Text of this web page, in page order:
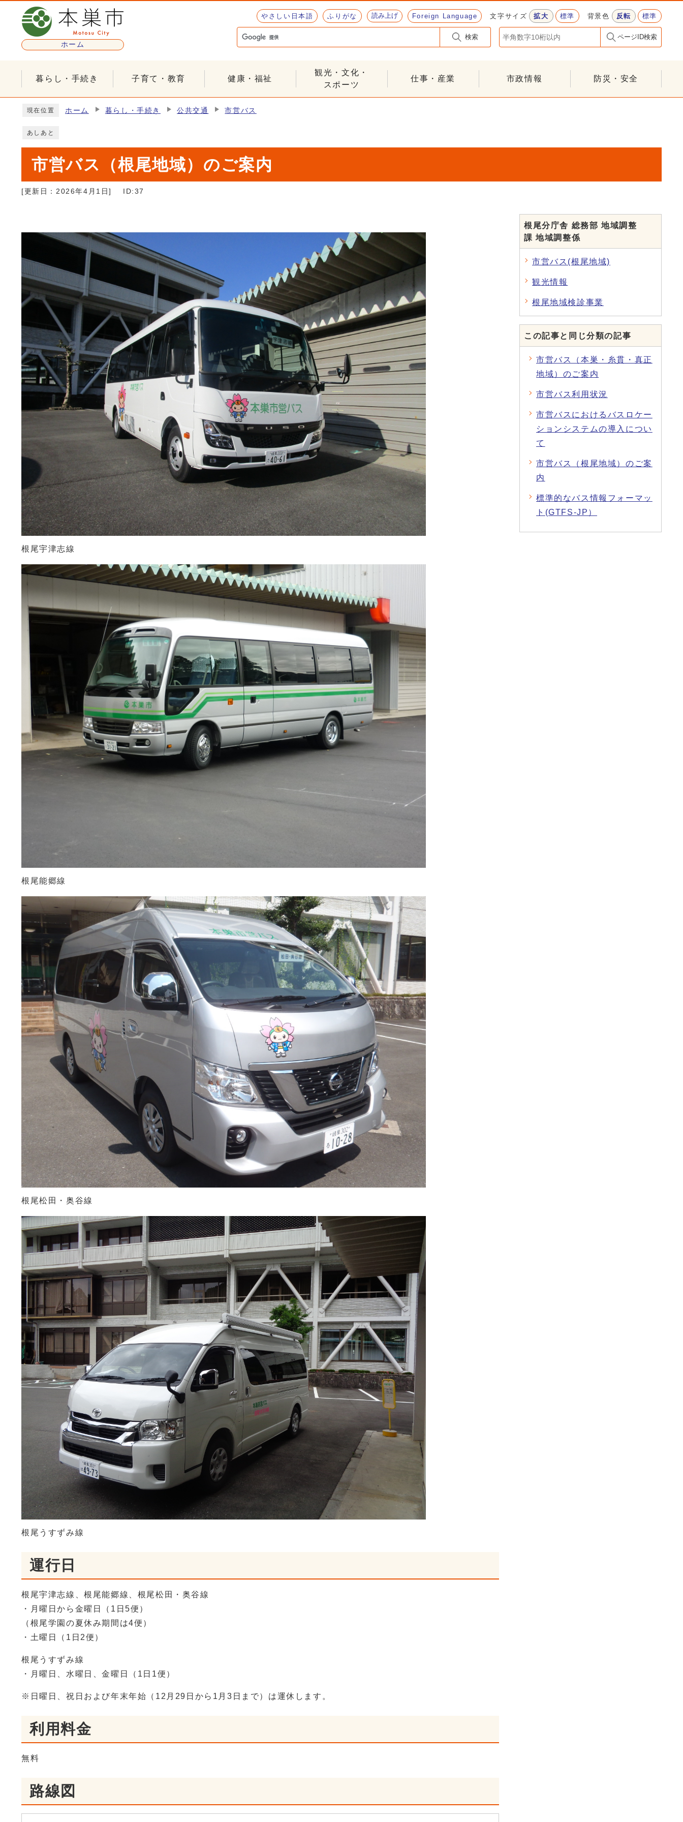
ページの先頭です
ホーム
やさしい日本語 ふりがな 読み上げ Foreign Language 文字サイズ 拡大 標準 背景色 反転 標準
検索 ページID検索
暮らし・手続き 子育て・教育 健康・福祉
観光・文化・
スポーツ
仕事・産業 市政情報 防災・安全
現在位置 ホーム 暮らし・手続き 公共交通 市営バス
あしあと
市営バス（根尾地域）のご案内
[更新日： 2026年4月1日] ID:37
根尾宇津志線
根尾能郷線
根尾松田・奥谷線
根尾うすずみ線
運行日
根尾宇津志線、根尾能郷線、根尾松田・奥谷線
・月曜日から金曜日（1日5便）
（根尾学園の夏休み期間は4便）
・土曜日（1日2便）
根尾うすずみ線
・月曜日、水曜日、金曜日（1日1便）
※日曜日、祝日および年末年始（12月29日から1月3日まで）は運休します。
利用料金
無料
路線図
根尾分庁舎 総務部 地域調整
課 地域調整係
市営バス(根尾地域)
観光情報
根尾地域検診事業
この記事と同じ分類の記事
市営バス（本巣・糸貫・真正
地域）のご案内
市営バス利用状況
市営バスにおけるバスロケー
ションシステムの導入につい
て
市営バス（根尾地域）のご案
内
標準的なバス情報フォーマッ
ト(GTFS-JP）